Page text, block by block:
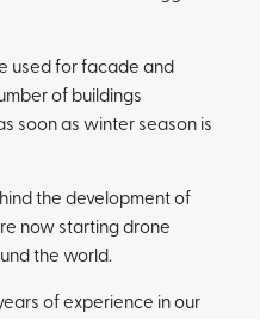
used for facade and
of buildings
soon as winter season is
the development of
now starting drone
the world.
of experience in our